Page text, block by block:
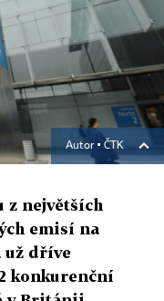
Autor ▪ ČTK
z největších
emisí na
už dříve
konkurenční